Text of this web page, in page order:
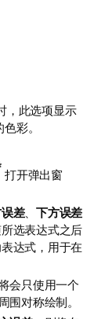
，此选项显示
彩。
打开弹出窗
误差、 下方误差
选表达式之后
达式，用于在
会只使用一个
围对称绘制。